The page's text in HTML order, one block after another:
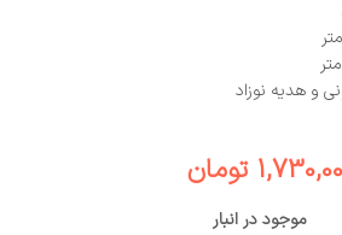
و هدیه نوزاد
تومان
موجود در انبار